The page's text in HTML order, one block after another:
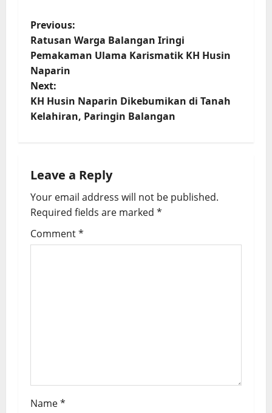
P
o
s
t
v
i
g
Previous:
Ratusan Warga Balangan Iringi
Pemakaman Ulama Karismatik KH Husin
Naparin
Next:
KH Husin Naparin Dikebumikan di Tanah
Kelahiran, Paringin Balangan
Leave a Reply
Your email address will not be published.
Required fields are marked *
Comment*
Name*